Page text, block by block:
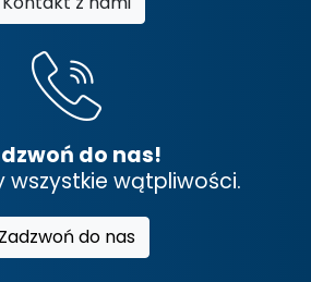
do nas!
wszystkie wątpliwości.
Zadzwoń do nas